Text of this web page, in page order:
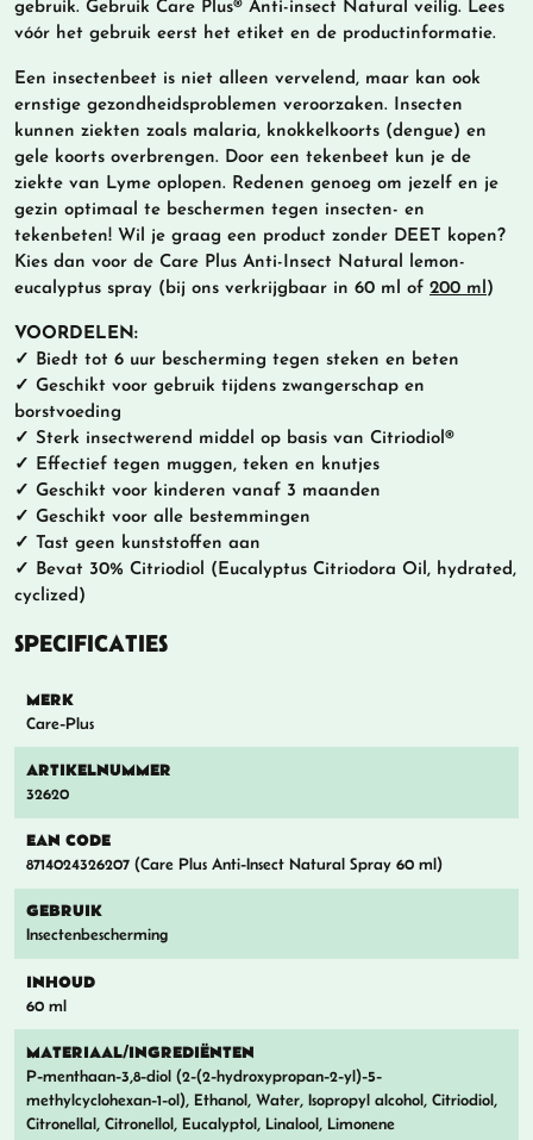
gebruik. Gebruik Care Plus® Anti-insect Natural veilig. Lees
vóór het gebruik eerst het etiket en de productinformatie.
Een insectenbeet is niet alleen vervelend, maar kan ook
ernstige gezondheidsproblemen veroorzaken. Insecten
kunnen ziekten zoals malaria, knokkelkoorts (dengue) en
gele koorts overbrengen. Door een tekenbeet kun je de
ziekte van Lyme oplopen. Redenen genoeg om jezelf en je
gezin optimaal te beschermen tegen insecten- en
tekenbeten! Wil je graag een product zonder DEET kopen?
Kies dan voor de Care Plus Anti-Insect Natural lemon-
eucalyptus spray (bij ons verkrijgbaar in 60 ml of 200 ml)
VOORDELEN:
✓ Biedt tot 6 uur bescherming tegen steken en beten
✓ Geschikt voor gebruik tijdens zwangerschap en
borstvoeding
✓ Sterk insectwerend middel op basis van Citriodiol®
✓ Effectief tegen muggen, teken en knutjes
✓ Geschikt voor kinderen vanaf 3 maanden
✓ Geschikt voor alle bestemmingen
✓ Tast geen kunststoffen aan
✓ Bevat 30% Citriodiol (Eucalyptus Citriodora Oil, hydrated,
cyclized)
SPECIFICATIES
MERK
Care-Plus
ARTIKELNUMMER
32620
EAN CODE
8714024326207 (Care Plus Anti-Insect Natural Spray 60 ml)
GEBRUIK
Insectenbescherming
INHOUD
60 ml
MATERIAAL/INGREDIËNTEN
P-menthaan-3,8-diol (2-(2-hydroxypropan-2-yl)-5-
methylcyclohexan-1-ol), Ethanol, Water, Isopropyl alcohol, Citriodiol,
Citronellal, Citronellol, Eucalyptol, Linalool, Limonene